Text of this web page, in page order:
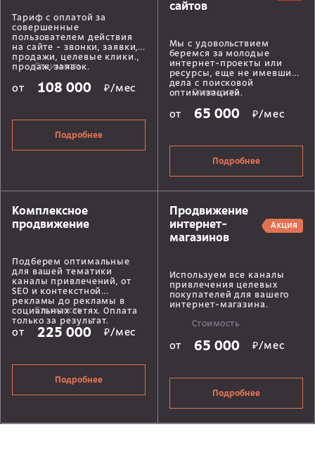
Тариф с оплатой за
совершенные
пользователем действия
на сайте - звонки, заявки,
продажи, целевые клики.,
продаж, заявок.
Стоимость
от 108 000 ₽/мес
Подробнее
сайтов
Мы с удовольствием
беремся за молодые
интернет-проекты или
ресурсы, еще не имевшие
дела с поисковой
оптимизацией.
Стоимость
от 65 000 ₽/мес
Подробнее
Комплексное
продвижение
Подберем оптимальные
для вашей тематики
каналы привлечений, от
SEO и контекстной
рекламы до рекламы в
социальных сетях. Оплата
только за результат.
Стоимость
от 225 000 ₽/мес
Подробнее
Продвижение
интернет-
магазинов
Акция
Используем все каналы
привлечения целевых
покупателей для вашего
интернет-магазина.
Стоимость
от 65 000 ₽/мес
Подробнее